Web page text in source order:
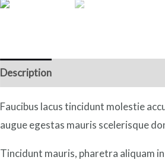
Description
Faucibus lacus tincidunt molestie
augue egestas mauris scelerisque
Tincidunt mauris, pharetra aliquam